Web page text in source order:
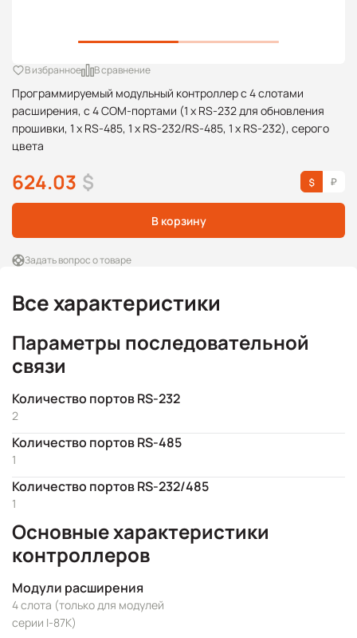
Программируемый модульный контроллер с 4 слотами
расширения, с 4 COM-портами (1 x RS-232 для обновления
прошивки, 1 x RS-485, 1 x RS-232/RS-485, 1 x RS-232), серого
цвета
В избранное В сравнение
624.03 $
В корзину
Задать вопрос о товаре
Все характеристики
Параметры последовательной
связи
Количество портов RS-232
2
Количество портов RS-485
1
Количество портов RS-232/485
1
Основные характеристики
контроллеров
Модули расширения
4 слота (только для модулей
серии I-87K)